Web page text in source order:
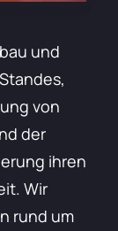
und
von
der
ihren
Wir
rund um